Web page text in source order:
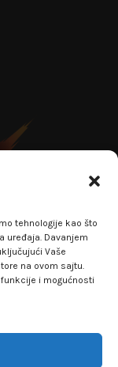
tehnologije kao što
uređaja. Davanjem
Vaše
na ovom sajtu.
i mogućnosti